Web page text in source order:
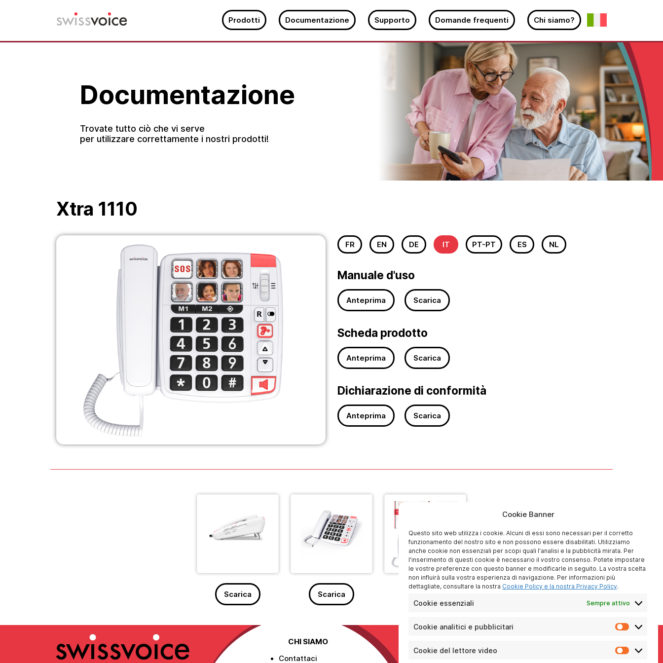
Cookie Banner
Questo sito web utilizza i cookie. Alcuni di essi sono necessari per il corretto
funzionamento del nostro sito e non possono essere disabilitati. Utilizziamo
anche cookie non essenziali per scopi quali l'analisi e la pubblicità mirata. Per
l'inserimento di questi cookie è necessario il vostro consenso. Potete impostare
le vostre preferenze con questo banner e modificarle in seguito. La vostra scelta
non influirà sulla vostra esperienza di navigazione. Per informazioni più
dettagliate, consultare la nostra Cookie Policy e la nostra Privacy Policy.
Cookie essenziali Sempre attivo
Cookie analitici e pubblicitari
Cookie
Cookie del lettore video
Cookie
Prodotti Documentazione Supporto Domande frequenti Chi siamo?
Documentazione
Trovate tutto ciò che vi serve
per utilizzare correttamente i nostri prodotti!
Xtra 1110
FR EN DE IT PT-PT ES NL
Manuale d'uso
Anteprima Scarica
Scheda prodotto
Anteprima Scarica
Dichiarazione di conformità
Anteprima Scarica
Scarica Scarica
CHI SIAMO
Contattaci